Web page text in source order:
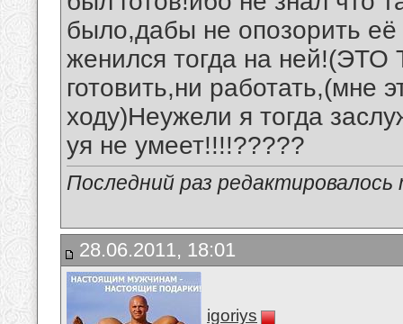
было,дабы не опозорить
женился тогда на
готовить,ни работать,(мне
ходу)Неужели я тогда
уя не умеет!!!!?????
Последний раз
28.06.2011, 18:01
igoriys